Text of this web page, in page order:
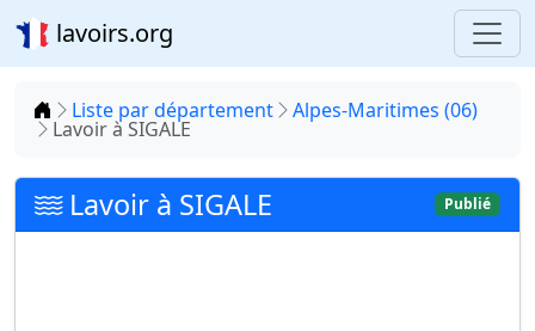
lavoirs.org
Accueil
Liste par département Alpes-Maritimes (06)
Lavoir à SIGALE
Lavoir à SIGALE Publié